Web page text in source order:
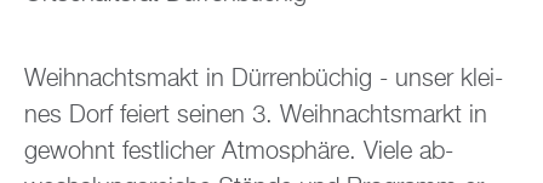
Weih­nachts­makt in Dür­ren­bü­chig - unser klei­
nes Dorf fei­ert sei­nen 3. Weih­nachts­markt in
ge­wohnt fest­li­cher At­mo­sphä­re. Viele ab­